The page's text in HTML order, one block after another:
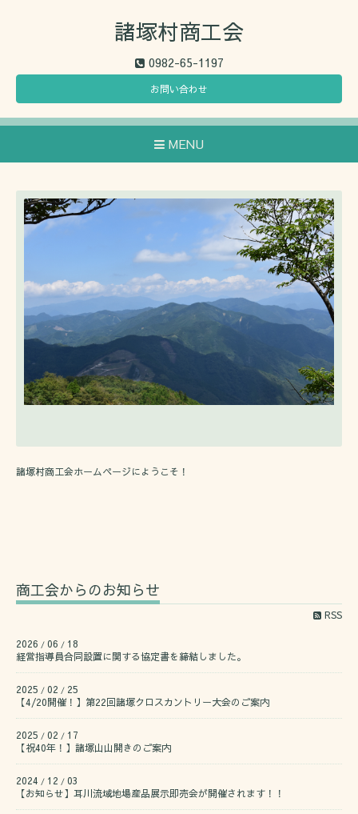
諸塚村商工会
0982-65-1197
お問い合わせ
MENU
諸塚村商工会ホームページにようこそ！
商工会からのお知らせ
RSS
2026 / 06 / 18
経営指導員合同設置に関する協定書を締結しました。
2025 / 02 / 25
【4/20開催！】第22回諸塚クロスカントリー大会のご案内
2025 / 02 / 17
【祝40年！】諸塚山山開きのご案内
2024 / 12 / 03
【お知らせ】耳川流域地場産品展示即売会が開催されます！！